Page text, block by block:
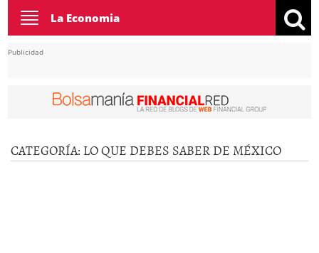
Toggle
navigation
La Economia
Publicidad
CATEGORÍA: LO QUE DEBES SABER DE MÉXICO